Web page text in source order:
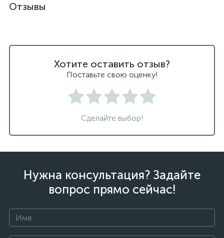
Отзывы
Хотите оставить отзыв?
Поставьте свою оценку!
Сделайте выбор!
Нужна консультация? Задайте
вопрос прямо сейчас!